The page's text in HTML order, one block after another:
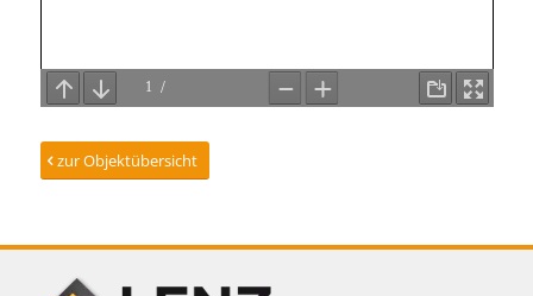
zur Objektübersicht